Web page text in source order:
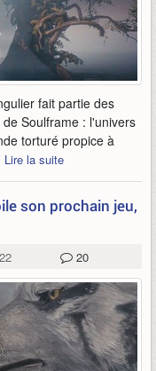
fait partie des
Soulframe : l'univers
torturé propice à
Lire la suite
son prochain jeu,
20